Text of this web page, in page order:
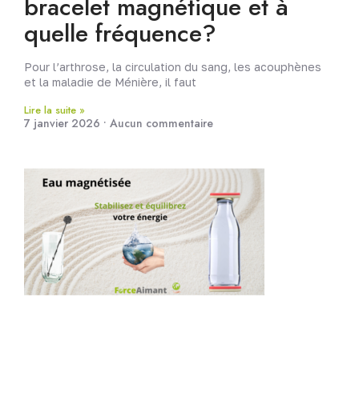
bracelet magnétique et à
quelle fréquence?
Pour l’arthrose, la circulation du sang, les acouphènes
et la maladie de Ménière, il faut
Lire la suite »
7 janvier 2026 Aucun commentaire